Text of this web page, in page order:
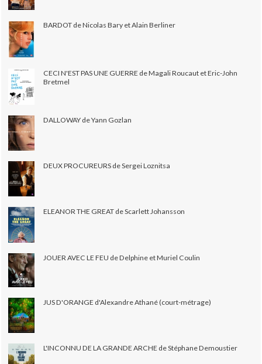
BARDOT de Nicolas Bary et Alain Berliner
CECI N'EST PAS UNE GUERRE de Magali Roucaut et Eric-John
Bretmel
DALLOWAY de Yann Gozlan
DEUX PROCUREURS de Sergei Loznitsa
ELEANOR THE GREAT de Scarlett Johansson
JOUER AVEC LE FEU de Delphine et Muriel Coulin
JUS D'ORANGE d'Alexandre Athané (court-métrage)
L'INCONNU DE LA GRANDE ARCHE de Stéphane Demoustier